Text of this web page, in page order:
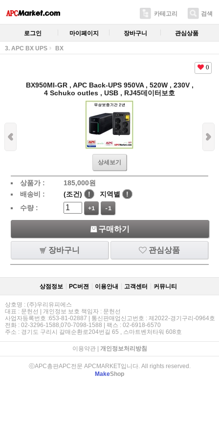
카테고리 검색
로그인 마이페이지 장바구니 관심상품
3. APC BX UPS BX
0
BX950MI-GR , APC Back-UPS 950VA , 520W , 230V ,
4 Schuko outles , USB , RJ45데이터보호
상세보기
상품가 : 185,000원
배송비 :
(조건) ! 지역별
!
수량 :
+1 -1
구매하기
장바구니 관심상품
상점정보 PC버젼 이용안내 고객센터 커뮤니티
상호명 : (주)우리유피에스
대표 : 문헌선 | 개인정보 보호 책임자 : 문헌선
사업자등록번호 :653-81-02887 | 통신판매업신고번호 : 제2022-경기구리-0964호
전화 : 02-3296-1588,070-7098-1588 | 팩스 : 02-6918-6570
주소 : 경기도 구리시 갈매순환로204번길 65 , 스마트벤처타워 608호
이용약관| 개인정보처리방침
ⓒAPC총판APC전문 APCMARKET입니다. All rights reserved.
MakeShop